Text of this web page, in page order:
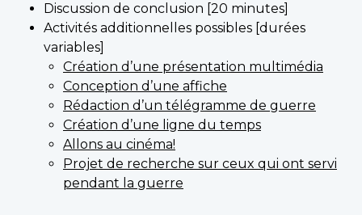
Discussion de conclusion [20 minutes]
Activités additionnelles possibles [durées
variables]
Création d’une présentation multimédia
Conception d’une affiche
Rédaction d’un télégramme de guerre
Création d’une ligne du temps
Allons au cinéma!
Projet de recherche sur ceux qui ont servi
pendant la guerre